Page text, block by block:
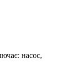
насос,